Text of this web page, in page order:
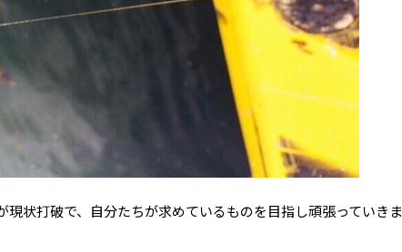
現状打破で、自分たちが求めているものを目指し頑張っていきま